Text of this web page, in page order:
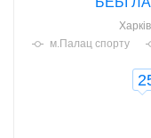
Харків
м.Палац спорту